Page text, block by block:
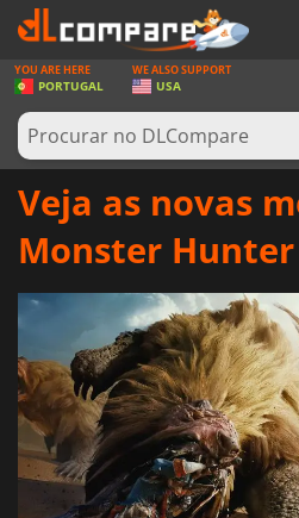
JOGOS
GAME CARDS
SOFTWARE
REWARDS
NOTÍCIAS
ENTRAR OU REGISTAR
YOU ARE HERE
PORTUGAL
WE ALSO SUPPORT
USA
Veja as novas
Monster